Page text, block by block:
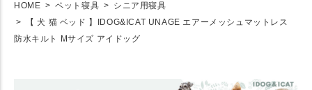
HOME ペット寝具
シニア用寝具
【 犬 猫 ベッド 】IDOG&ICAT UNAGE エアーメッシュマットレス
防水キルト Mサイズ アイドッグ